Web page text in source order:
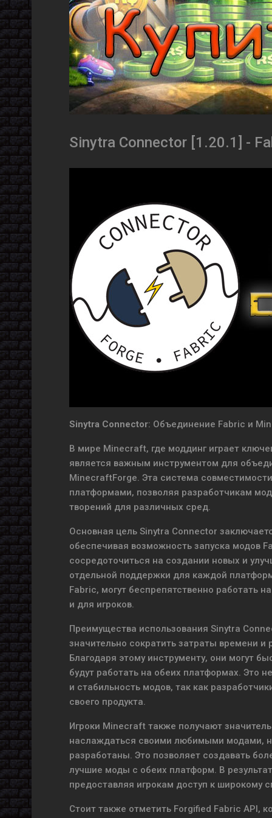
Sinytra Connector [1.20.1] -
Sinytra Connector: Объединение Fabric и
В мире Minecraft, где моддинг играет
является важным инструментом для
MinecraftForge. Эта система
платформами, позволяя разработчикам
творений для различных сред.
Основная цель Sinytra Connector
обеспечивая возможность запуска модов
сосредоточиться на создании новых и
отдельной поддержки для каждой
Fabric, могут беспрепятственно работать
и для игроков.
Преимущества использования Sinytra
значительно сократить затраты времени
Благодаря этому инструменту, они могут
будут работать на обеих платформах. Это
и стабильность модов, так как
своего продукта.
Игроки Minecraft также получают
наслаждаться своими любимыми модами,
разработаны. Это позволяет создавать
лучшие моды с обеих платформ. В
предоставляя игрокам доступ к широкому
Стоит также отметить Forgified Fabric API,